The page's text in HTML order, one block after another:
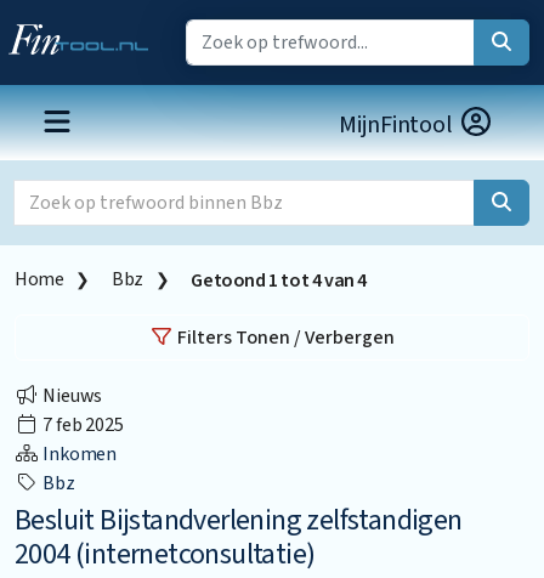
MijnFintool
Home Bbz Getoond1tot4van4
Filters Tonen / Verbergen
Nieuws
7 feb 2025
Inkomen
Bbz
Besluit Bijstandverlening zelfstandigen
2004 (internetconsultatie)